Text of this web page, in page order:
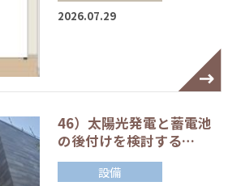
2026.07.29
46）太陽光発電と蓄電池
の後付けを検討する…
設備